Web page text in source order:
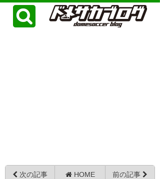
次の記事 HOME 前の記事